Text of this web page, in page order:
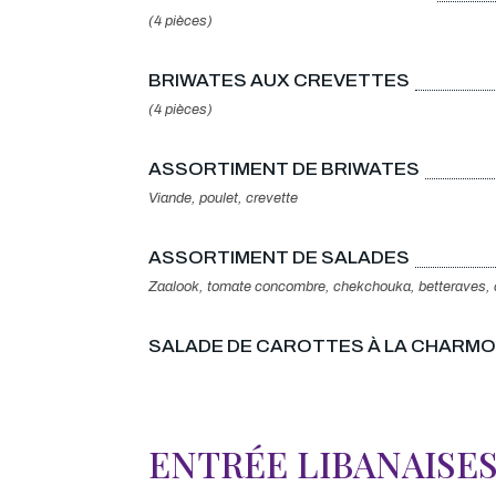
(4 pièces)
BRIWATES AUX CREVETTES
(4 pièces)
ASSORTIMENT DE BRIWATES
Viande, poulet, crevette
ASSORTIMENT DE SALADES
Zaalook, tomate concombre, chekchouka, betteraves,
SALADE DE CAROTTES À LA
ENTRÉE LIBANAISES